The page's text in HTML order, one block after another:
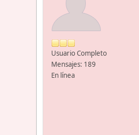
Usuario Completo
Mensajes: 189
En línea